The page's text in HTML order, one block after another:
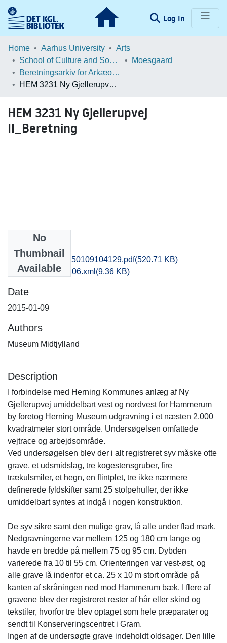
Log In (current)
Communities & Collections
Statistics
Home Aarhus University
Arts
School of Culture and Society
Moesgaard
Beretningsarkiv for Arkæologiske Undersøgelser
HEM 3231 Ny Gjellerupvej II_Beretning
HEM 3231 Ny Gjellerupvej
II_Beretning
No
Thumbnail
Available
hem1anpo_20150109104129.pdf(520.71 KB)
recordxml_item_106.xml (9.36 KB)
Date
2015-01-09
Authors
Museum Midtjylland
Description
I forbindelse med Herning Kommunes anlæg af Ny
Gjellerupvej umiddelbart vest og nordvest for Hammerum
by foretog Herning Museum udgravning i et næsten 2.000
kvadratmeter stort område. Undersøgelsen omfattede
vejtrace og arbejdsområde.
Ved undersøgelsen blev der i alt registreret syv måske otte
grave, et udsmidslag, tre kogestensgruber, fire
trækulsmiler, et hegn, en flintplet, tre ikke nærmere
definerede fyldskifter samt 25 stolpehuller, der ikke
umiddelbart syntes at indgå i nogen konstruktion.
De syv sikre samt den mulige grav, lå alle under flad mark.
Nedgravningerne var mellem 125 og 180 cm lange og
havde en bredde på mellem 75 og 95 cm. Dybden
varierede fra 10 til 55 cm. Orienteringen var vest-øst, og
alle grave lå indenfor et ca. 25 x 10 m stort område på
kanten af skråningen ned mod Hammerum bæk. I flere af
gravene blev der registreret rester af hår eller skind og
tekstiler, hvorfor tre blev optaget som hele præparater og
sendt til Konserveringscentret i Gram.
Ingen af de undersøgte grave indeholdt oldsager. Den lille